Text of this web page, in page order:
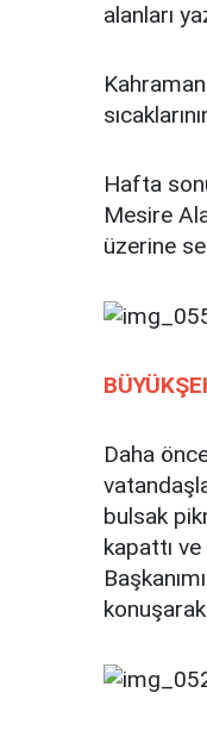
alanları
Hafta
Mesire
üzerine
Daha
bulsak
kapattı